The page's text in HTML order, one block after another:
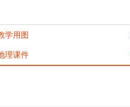
学用图
理课件